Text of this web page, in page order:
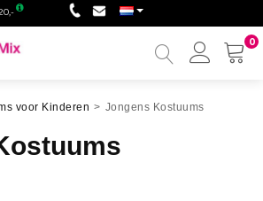
0
Mijn
voor Kinderen > Jongens Kostuums